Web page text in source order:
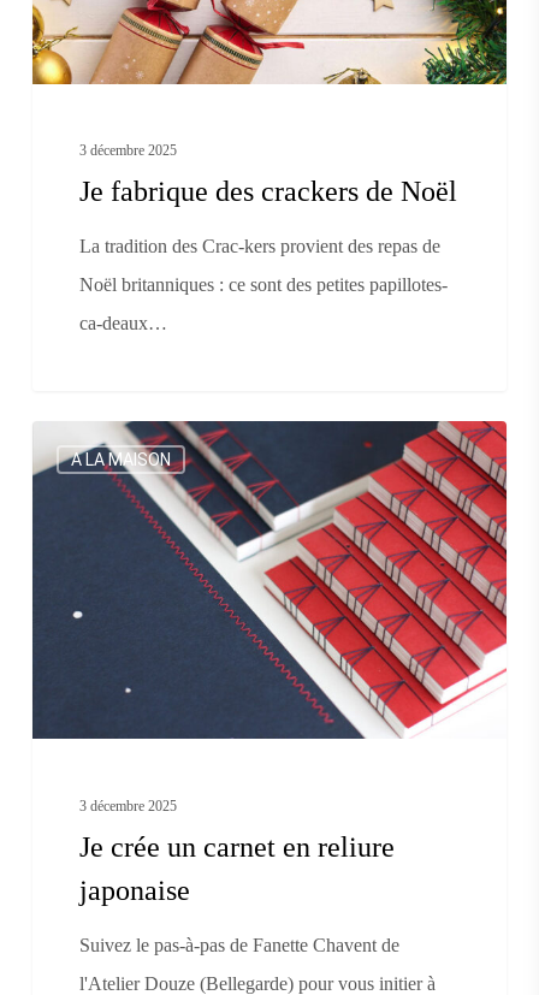
3 décembre 2025
Je fabrique des crackers de Noël
La tradition des Crac-kers provient des repas de
Noël britanniques : ce sont des petites papillotes-
ca-deaux…
crée
A LA MAISON
3 décembre 2025
Je crée un carnet en reliure
japonaise
Suivez le pas-à-pas de Fanette Chavent de
l'Atelier Douze (Bellegarde) pour vous initier à